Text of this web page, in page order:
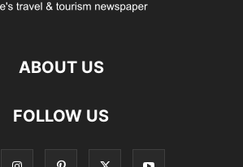
ABOUT US
FOLLOW US